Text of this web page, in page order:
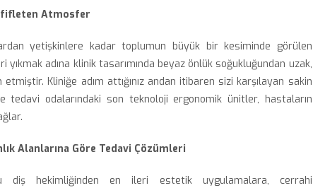
Atmosfer
yetişkinlere kadar toplumun büyük bir kesiminde görülen
adına klinik tasarımında beyaz önlük soğukluğundan uzak,
Kliniğe adım attığınız andan itibaren sizi karşılayan sakin
odalarındaki son teknoloji ergonomik ünitler, hastaların
Alanlarına Göre Tedavi Çözümleri
diş hekimliğinden en ileri estetik uygulamalara, cerrahi